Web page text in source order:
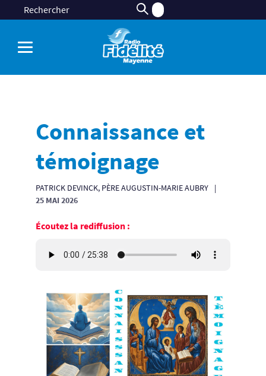
Connaissance et
témoignage
PATRICK DEVINCK, PÈRE AUGUSTIN-MARIE AUBRY
25 MAI 2026
Écoutez la rediffusion :